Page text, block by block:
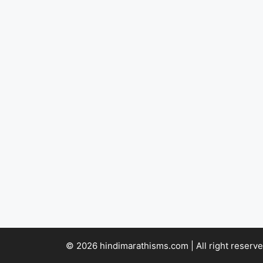
© 2026 hindimarathisms.com | All right